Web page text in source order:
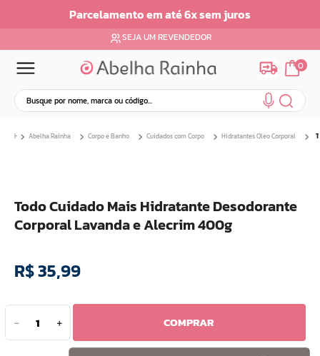
em até 6x sem juros Parcelamento
SEJA UM REVENDEDOR
0
Busque por nome, marca ou código...
Abelha Rainha Corpo e Banho Cuidados com Corpo Hidratantes Oleo Corporal
Todo Cuidado Mais Hidratante Desodorante
Corporal Lavanda e Alecrim 400g
R$35,99
＋
－ COMPRAR
4º
bom medico
5º
renovil
7º
batom
10º doce infancia